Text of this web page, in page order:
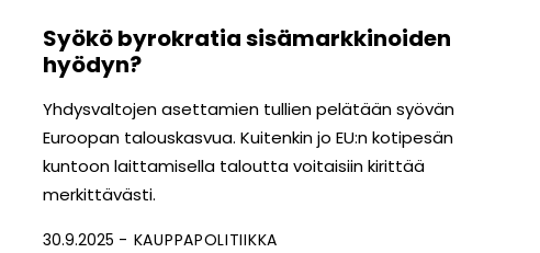
Syökö byrokratia sisämarkkinoiden
hyödyn?
Yhdysvaltojen asettamien tullien pelätään syövän
Euroopan talouskasvua. Kuitenkin jo EU:n kotipesän
kuntoon laittamisella taloutta voitaisiin kirittää
merkittävästi.
30.9.2025 KAUPPAPOLITIIKKA